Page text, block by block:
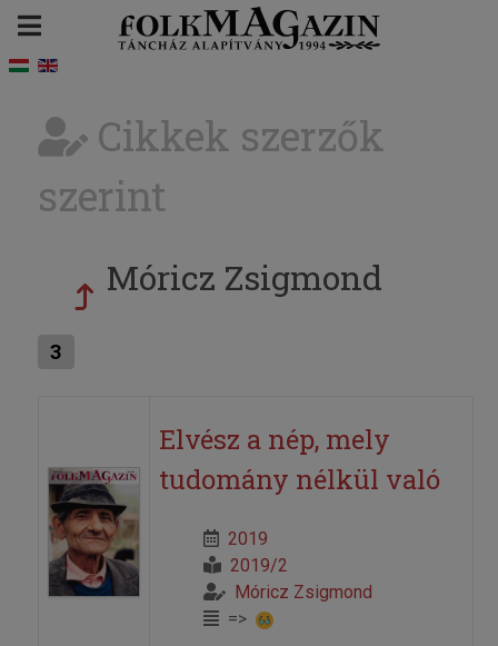
Cikkek szerzők
szerint
Móricz Zsigmond
3
Elvész a nép, mely
tudomány nélkül való
2019
2019/2
Móricz Zsigmond
=>